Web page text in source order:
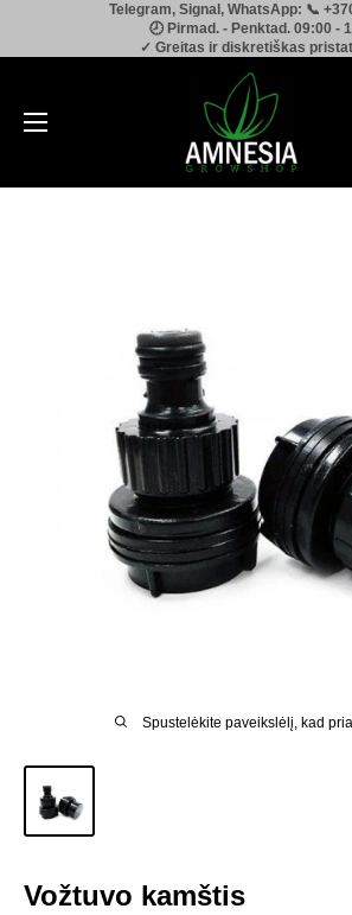
Telegram, Signal, WhatsApp: 📞
🕗 Pirmad. - Penktad. 09:00 -
✓ Greitas ir diskretiškas
Amnesia.lt
Spustelėkite paveikslėlį, kad
Vožtuvo kamštis